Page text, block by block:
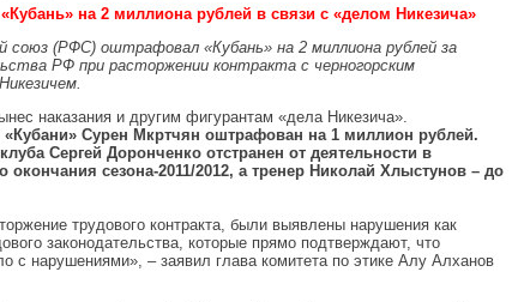
на 2 миллиона рублей в связи с «делом Никезича»
союз (РФС) оштрафовал «Кубань» на 2 миллиона рублей за
РФ при расторжении контракта с черногорским
наказания и другим фигурантам «дела Никезича».
«Кубани» Сурен Мкртчян оштрафован на 1 миллион рублей.
Сергей Доронченко отстранен от деятельности в
окончания сезона-2011/2012, а тренер Николай Хлыстунов – до
трудового контракта, были выявлены нарушения как
законодательства, которые прямо подтверждают, что
с нарушениями», – заявил глава комитета по этике Алу Алханов